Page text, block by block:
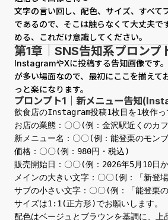
文字の言い回し、配色、サイズ、すべて
であるので、そこは触らなくて大丈夫で
める、これだけ意識してください。
第1章｜SNS告知系プロンプ
InstagramやXに投稿する告知画像です
が多い場面なので、最初にここを揃えて
っと楽になります。
プロンプト1｜新メニュー告知
飲食店のInstagram投稿1枚目を1枚作っ
お店の業態：〇〇(例：金沢駅近くのカ
新メニュー名：〇〇(例：能登栗のモン
価格：〇〇(例：980円・税込)
販売開始日：〇〇(例：2026年5月10日
メインの大きい文字：〇〇(例：「新登
サブの小さい文字：〇〇(例：「能登栗
サイズは1:1(正方形)でお願いします。
配色はベージュとブラウンを基調に、